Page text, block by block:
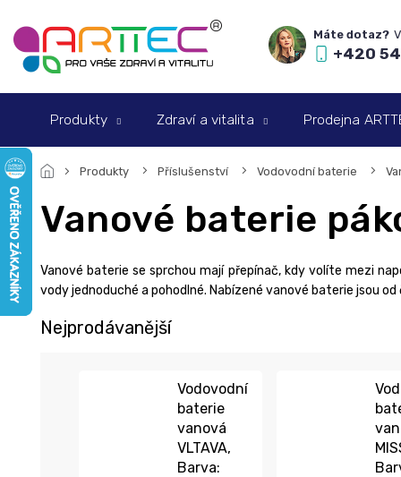
na
obsah
+420
Produkty Zdraví a vitalita Prodejna
Produkty Příslušenství Vodovodní baterie
Vanové baterie
Vanové baterie se sprchou mají přepínač, kdy volíte mezi
vody jednoduché a pohodlné. Nabízené vanové baterie jsou
Nejprodávanější
Vodovodní
baterie
vanová
VLTAVA,
Barva: